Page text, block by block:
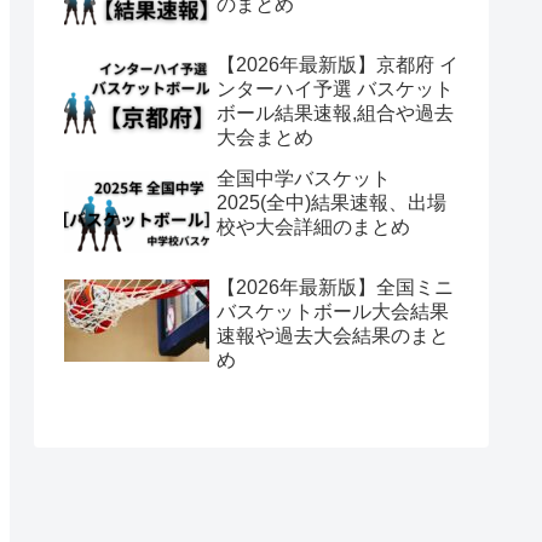
のまとめ
【2026年最新版】京都府 イ
ンターハイ予選 バスケット
ボール結果速報,組合や過去
大会まとめ
全国中学バスケット
2025(全中)結果速報、出場
校や大会詳細のまとめ
【2026年最新版】全国ミニ
バスケットボール大会結果
速報や過去大会結果のまと
め